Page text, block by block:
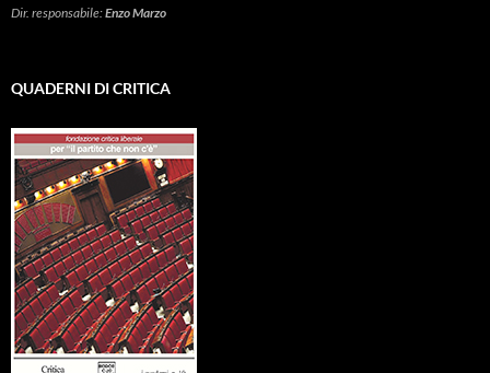
Dir. responsabile:Enzo Marzo
QUADERNI DI CRITICA